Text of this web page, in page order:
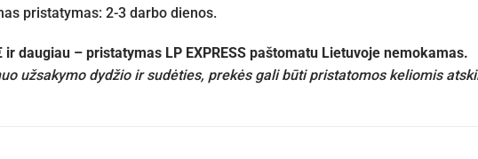
pristatymas: 2-3 darbo dienos.
ir daugiau – pristatymas LP EXPRESS paštomatu Lietuvoje nemokamas.
užsakymo dydžio ir sudėties, prekės gali būti pristatomos keliomis